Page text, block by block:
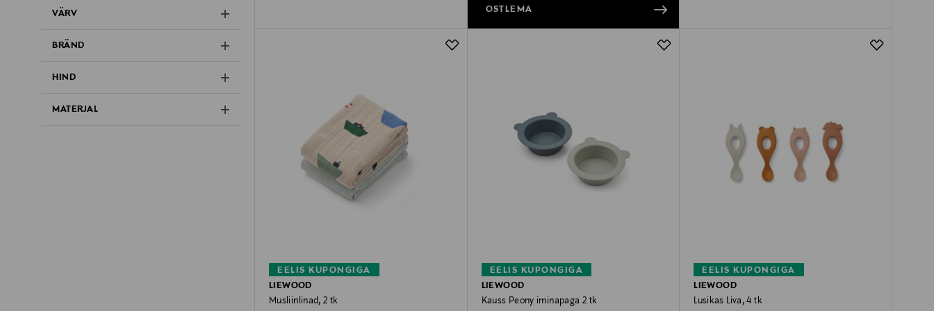
VÄRV
BRÄND
HIND
MATERJAL
OSTLEMA
EELIS KUPONGIGA
LIEWOOD
Musliinlinad, 2 tk
EELIS KUPONGIGA
LIEWOOD
Kauss Peony iminapaga 2 tk
EELIS KUPONGIGA
LIEWOOD
Lusikas Liva, 4 tk